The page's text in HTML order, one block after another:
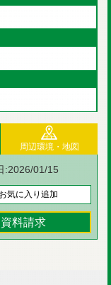
:2026/01/15
気に入り追加
資料請求
周辺環境・地図